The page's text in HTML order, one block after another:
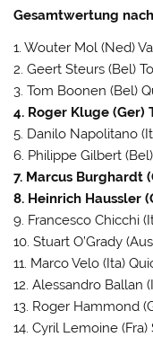
Gesamtwertung
1. Wouter Mol (Ned)
2. Geert Steurs (Bel)
3. Tom Boonen (Bel)
4. Roger Kluge (Ger)
5. Danilo Napolitano
6. Philippe Gilbert
7. Marcus Burghardt
8. Heinrich Haussler
9. Francesco Chicchi
10. Stuart O’Grady
11. Marco Velo (Ita)
12. Alessandro Ballan
13. Roger Hammond
14. Cyril Lemoine